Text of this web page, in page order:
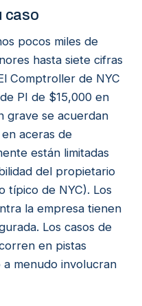
caso
pocos miles de
hasta siete cifras
Comptroller de NYC
PI de $15,000 en
grave se acuerdan
aceras de
están limitadas
del propietario
típico de NYC). Los
la empresa tienen
Los casos de
en pistas
menudo involucran